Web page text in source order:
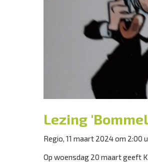
Lezing
Regio, 11 maart 2024 om 2:00
Op woensdag 20 maart geeft